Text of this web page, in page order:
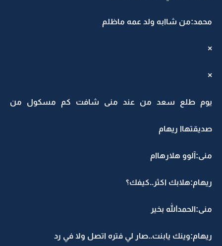
محمد:من شاابه ولد عمه ماظلم
×
×
يوم طلع سعد من عند منى شافت كم مسكول من
صديقتهاا ريهام
منى:آلوو هلارهاام
ريهام:هلابك اكثر..كيفك؟
منى:الحمدالله بخير
ريهام:وينك يابنت..صار لي فتره اتصل ولا في رد